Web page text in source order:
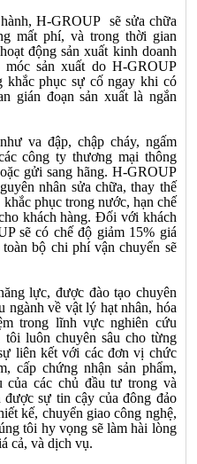
H-GROUP sẽ sửa chữa
mất phí, và trong thời gian
động sản xuất kinh doanh
sản xuất do H-GROUP
khắc phục sự cố ngay khi có
gián đoạn sản xuất là ngắn
va đập, chập cháy, ngấm
công ty thương mại thông
gửi sang hãng. H-GROUP
nhân sửa chữa, thay thế
phục trong nước, hạn chế
khách hàng. Đối với khách
sẽ có chế độ giảm 15% giá
bộ chi phí vận chuyển sẽ
lực, được đào tạo chuyên
ngành về vật lý hạt nhân, hóa
trong lĩnh vực nghiên cứu
luôn chuyên sâu cho từng
liên kết với các đơn vị chức
cấp chứng nhận sản phẩm,
các chủ đầu tư trong và
sự tin cậy của đông đảo
kế, chuyển giao công nghệ,
tôi hy vọng sẽ làm hài lòng
giá cả, và dịch vụ.